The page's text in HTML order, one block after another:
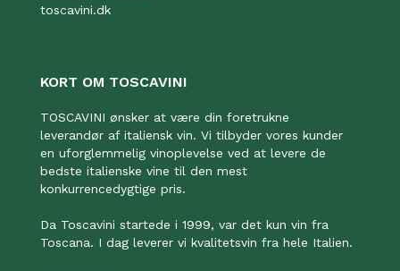
toscavini.dk
KORT OM TOSCAVINI
TOSCAVINI ønsker at være din foretrukne
leverandør af italiensk vin. Vi tilbyder vores kunder
en uforglemmelig vinoplevelse ved at levere de
bedste italienske vine til den mest
konkurrencedygtige pris.
Da Toscavini startede i 1999, var det kun vin fra
Toscana. I dag leverer vi kvalitetsvin fra hele Italien.